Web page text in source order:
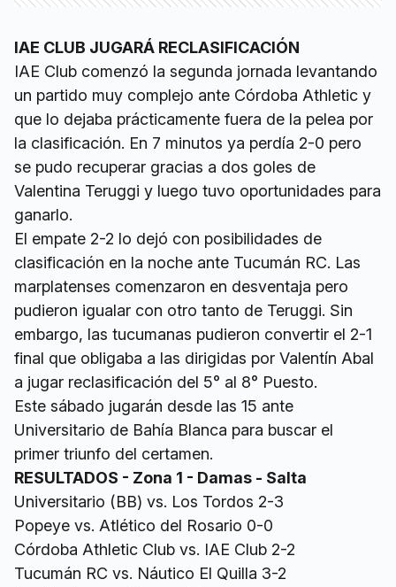
IAE CLUB JUGARÁ RECLASIFICACIÓN
IAE Club comenzó la segunda jornada levantando
un partido muy complejo ante Córdoba Athletic y
que lo dejaba prácticamente fuera de la pelea por
la clasificación. En 7 minutos ya perdía 2-0 pero
se pudo recuperar gracias a dos goles de
Valentina Teruggi y luego tuvo oportunidades para
ganarlo.
El empate 2-2 lo dejó con posibilidades de
clasificación en la noche ante Tucumán RC. Las
marplatenses comenzaron en desventaja pero
pudieron igualar con otro tanto de Teruggi. Sin
embargo, las tucumanas pudieron convertir el 2-1
final que obligaba a las dirigidas por Valentín Abal
a jugar reclasificación del 5° al 8° Puesto.
Este sábado jugarán desde las 15 ante
Universitario de Bahía Blanca para buscar el
primer triunfo del certamen.
RESULTADOS - Zona 1 - Damas - Salta
Universitario (BB) vs. Los Tordos 2-3
Popeye vs. Atlético del Rosario 0-0
Córdoba Athletic Club vs. IAE Club 2-2
Tucumán RC vs. Náutico El Quilla 3-2